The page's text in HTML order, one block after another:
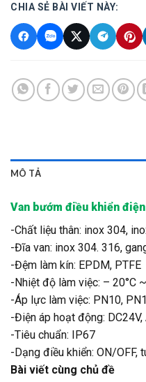
CHIA SẺ BÀI VIẾT NÀY:
MÔ TẢ
Van bướm điều khiển
-Chất liệu thân: inox 304,
-Đĩa van: inox 304. 316,
-Đệm làm kín: EPDM, PTFE
-Nhiệt độ làm việc: – 20°C
-Áp lực làm việc: PN10,
-Điện áp hoạt động: DC24V,
-Tiêu chuẩn: IP67
-Dạng điều khiển: ON/OFF,
Bài viết cùng chủ đề